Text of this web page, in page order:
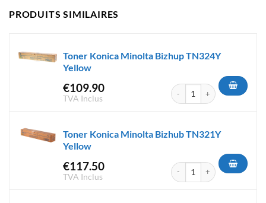
PRODUITS SIMILAIRES
Toner Konica Minolta Bizhup TN324Y
Yellow
€109.90
TVA Inclus
quantité de Toner Konica
Toner Konica Minolta Bizhub TN321Y
Yellow
€117.50
TVA Inclus
quantité de Toner Konica